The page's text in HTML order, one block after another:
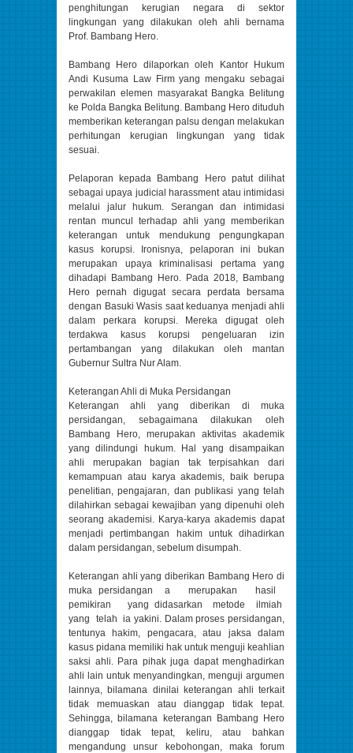
penghitungan kerugian negara di sektor
lingkungan yang dilakukan oleh ahli bernama
Prof. Bambang Hero.
Bambang Hero dilaporkan oleh Kantor Hukum
Andi Kusuma Law Firm yang mengaku sebagai
perwakilan elemen masyarakat Bangka Belitung
ke Polda Bangka Belitung. Bambang Hero dituduh
memberikan keterangan palsu dengan melakukan
perhitungan kerugian lingkungan yang tidak
sesuai.
Pelaporan kepada Bambang Hero patut dilihat
sebagai upaya judicial harassment atau intimidasi
melalui jalur hukum. Serangan dan intimidasi
rentan muncul terhadap ahli yang memberikan
keterangan untuk mendukung pengungkapan
kasus korupsi. Ironisnya, pelaporan ini bukan
merupakan upaya kriminalisasi pertama yang
dihadapi Bambang Hero. Pada 2018, Bambang
Hero pernah digugat secara perdata bersama
dengan Basuki Wasis saat keduanya menjadi ahli
dalam perkara korupsi. Mereka digugat oleh
terdakwa kasus korupsi pengeluaran izin
pertambangan yang dilakukan oleh mantan
Gubernur Sultra Nur Alam.
Keterangan Ahli di Muka Persidangan
Keterangan ahli yang diberikan di muka
persidangan, sebagaimana dilakukan oleh
Bambang Hero, merupakan aktivitas akademik
yang dilindungi hukum. Hal yang disampaikan
ahli merupakan bagian tak terpisahkan dari
kemampuan atau karya akademis, baik berupa
penelitian, pengajaran, dan publikasi yang telah
dilahirkan sebagai kewajiban yang dipenuhi oleh
seorang akademisi. Karya-karya akademis dapat
menjadi pertimbangan hakim untuk dihadirkan
dalam persidangan, sebelum disumpah.
Keterangan ahli yang diberikan Bambang Hero di
muka persidangan a merupakan hasil
pemikiran yang didasarkan metode ilmiah
yang telah ia yakini. Dalam proses persidangan,
tentunya hakim, pengacara, atau jaksa dalam
kasus pidana memiliki hak untuk menguji keahlian
saksi ahli. Para pihak juga dapat menghadirkan
ahli lain untuk menyandingkan, menguji argumen
lainnya, bilamana dinilai keterangan ahli terkait
tidak memuaskan atau dianggap tidak tepat.
Sehingga, bilamana keterangan Bambang Hero
dianggap tidak tepat, keliru, atau bahkan
mengandung unsur kebohongan, maka forum